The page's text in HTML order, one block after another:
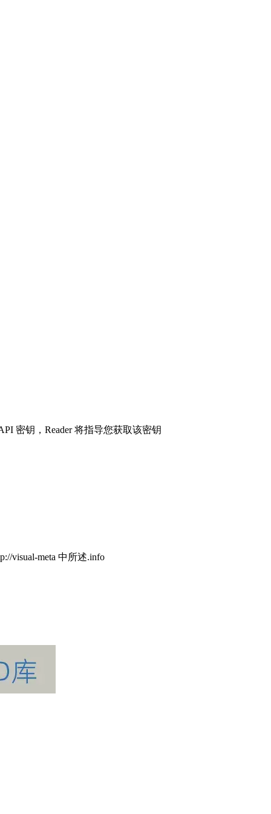
密钥，Reader 将指导您获取该密钥
visual-meta 中所述.info